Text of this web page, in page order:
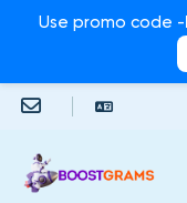
Use promo code -